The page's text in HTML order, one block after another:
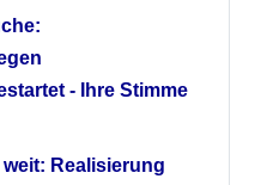
- Ihre Stimme
Realisierung